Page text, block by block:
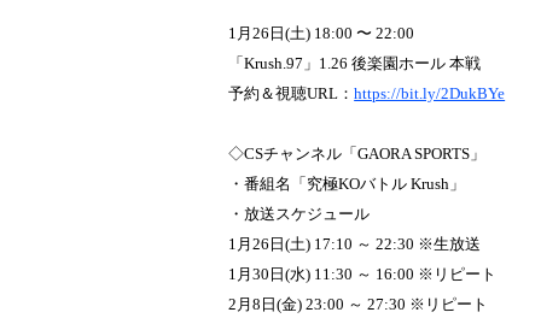
1月26日(土) 18:00 〜 22:00
「Krush.97」1.26 後楽園ホール 本戦
予約＆視聴URL：https://bit.ly/2DukBYe
◇CSチャンネル「GAORA SPORTS」
・番組名「究極KOバトル Krush」
・放送スケジュール
1月26日(土) 17:10 ～ 22:30 ※生放送
1月30日(水) 11:30 ～ 16:00 ※リピート
2月8日(金) 23:00 ～ 27:30 ※リピート